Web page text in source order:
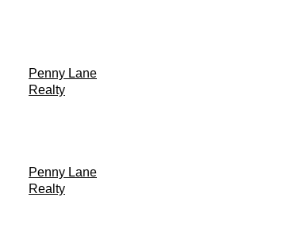
Penny Lane
Realty
Penny Lane
Realty